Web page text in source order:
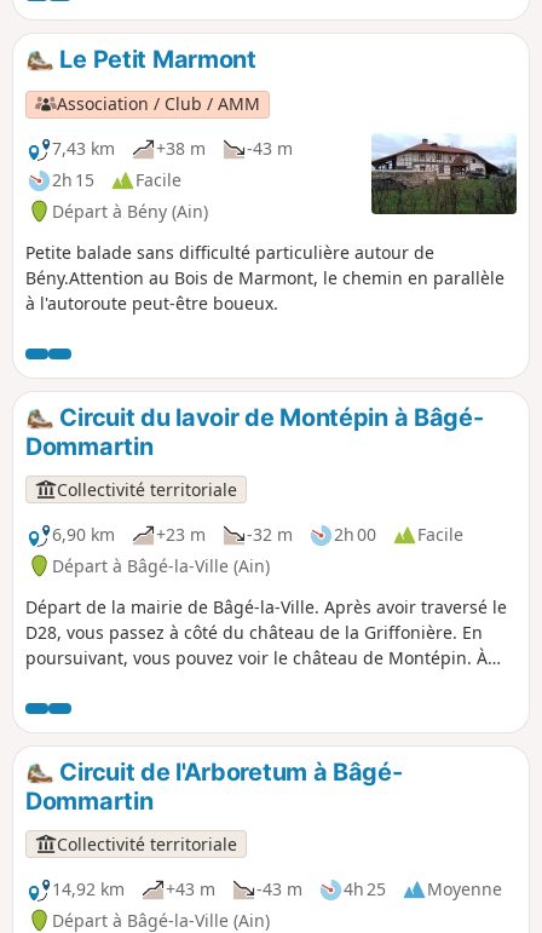
remarquable qu'il faut absolument visiter.
Le Petit Marmont
Association / Club / AMM
7,43 km
+38 m
-43 m
2h 15
Facile
Départ à Bény (Ain)
Petite balade sans difficulté particulière autour de
Bény.Attention au Bois de Marmont, le chemin en parallèle
à l'autoroute peut-être boueux.
Circuit du lavoir de Montépin à Bâgé-
Dommartin
Collectivité territoriale
6,90 km
+23 m -32 m 2h 00
Facile
Départ à Bâgé-la-Ville (Ain)
Départ de la mairie de Bâgé-la-Ville. Après avoir traversé le
D28, vous passez à côté du château de la Griffonière. En
poursuivant, vous pouvez voir le château de Montépin. À
de Montépin. Le bâti original était couvert en ardoises à
crochets, ce qui permet de le dater du XIXe siècle. Grâce au
mécénat d’entreprise, aux nombreux donateurs, aux
municipalités locales, à la Communauté de Communes
Bresse et Saône, aux artisans et aux bénévoles, la
restauration a été réalisée entre 2020 et 2023. Les élèves de
la section menuiserie bac pro du lycée Carriat de Bourg ont
préparé la porte et les planches du bardage et ils ont posé
ces éléments sur place.
Circuit de l'Arboretum à Bâgé-
Dommartin
Collectivité territoriale
14,92 km
+43 m -43 m 4h 25
Moyenne
Départ à Bâgé-la-Ville (Ain)